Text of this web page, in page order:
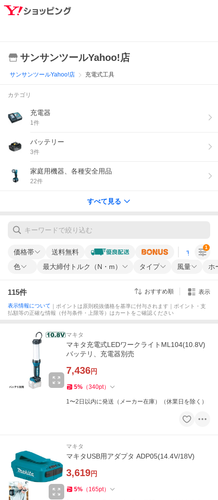
サンサンツールYahoo!店
サンサンツールYahoo!店 充電式工具
カテゴリ
充電器
1件
バッテリー
3件
家庭用機器、各種安全用品
22件
すべて見る
価格帯 送料無料 すべての条
色 最大締付トルク（N・m） タイプ 風量 ホ
1
115件 おすすめ順 表示
表示情報について ｜ポイントは原則税抜価格を基準に付与されます｜ポイント・支
払額等の正確な情報（付与条件・上限等）はカートをご確認ください
マキタ
マキタ充電式LEDワークライトML104(10.8V)
バッテリ、充電器別売
7,436円
5% （340pt）
1〜2日以内に発送（メーカー在庫）（休業日を除く）
マキタ
マキタUSB用アダプタ ADP05(14.4V/18V)
3,619円
5% （ 165pt）